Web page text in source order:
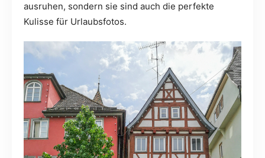
ausruhen, sondern sie sind auch die perfekte
Kulisse für Urlaubsfotos.